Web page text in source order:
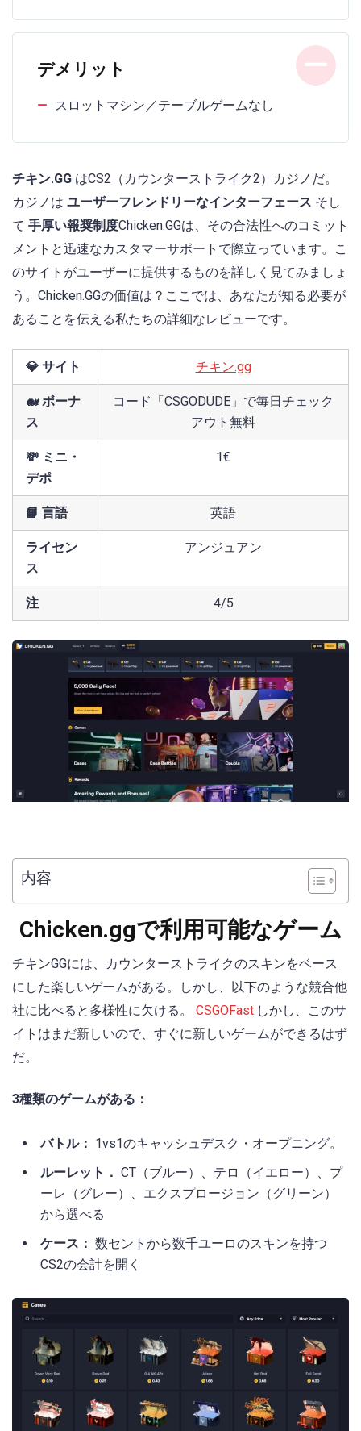
デメリット
スロットマシン／テーブルゲームなし
チキン.GG はCS2（カウンターストライク2）カジノだ。
カジノは ユーザーフレンドリーなインターフェース そし
て 手厚い報奨制度Chicken.GGは、その合法性へのコミット
メントと迅速なカスタマーサポートで際立っています。こ
のサイトがユーザーに提供するものを詳しく見てみましょ
う。Chicken.GGの価値は？ここでは、あなたが知る必要が
あることを伝える私たちの詳細なレビューです。
💎 サイト チキン.gg
🐋 ボーナ
ス
コード「CSGODUDE」で毎日チェック
アウト無料
💸 ミニ・
デポ
1€
📙 言語 英語
ライセン
ス
アンジュアン
注 4/5
内容
Chicken.ggで利用可能なゲーム
チキンGGには、カウンターストライクのスキンをベース
にした楽しいゲームがある。しかし、以下のような競合他
社に比べると多様性に欠ける。 CSGOFast.しかし、このサ
イトはまだ新しいので、すぐに新しいゲームができるはず
だ。
3種類のゲームがある：
バトル： 1vs1のキャッシュデスク・オープニング。
ルーレット． CT（ブルー）、テロ（イエロー）、プ
ーレ（グレー）、エクスプロージョン（グリーン）
から選べる
ケース： 数セントから数千ユーロのスキンを持つ
CS2の会計を開く